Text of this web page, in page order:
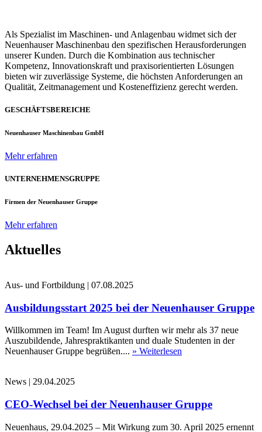
Als Spezialist im Maschinen- und Anlagenbau widmet sich der
Neuenhauser Maschinenbau den spezifischen Herausforderungen
unserer Kunden. Durch die Kombination aus technischer
Kompetenz, Innovationskraft und praxisorientierten Lösungen
bieten wir zuverlässige Systeme, die höchsten Anforderungen an
Qualität, Zeitmanagement und Kosteneffizienz gerecht werden.
GESCHÄFTSBEREICHE
Neuenhauser Maschinenbau GmbH
Mehr erfahren
UNTERNEHMENSGRUPPE
Firmen der Neuenhauser Gruppe
Mehr erfahren
Aktuelles
Aus- und Fortbildung | 07.08.2025
Ausbildungsstart 2025 bei der Neuenhauser Gruppe
Willkommen im Team! Im August durften wir mehr als 37 neue
Auszubildende, Jahrespraktikanten und duale Studenten in der
Neuenhauser Gruppe begrüßen.... » Weiterlesen
News | 29.04.2025
CEO-Wechsel bei der Neuenhauser Gruppe
Neuenhaus, 29.04.2025 – Mit Wirkung zum 30. April 2025 ernennt